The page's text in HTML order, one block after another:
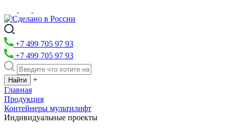
+7 499 705 97 93
+7 499 705 97 93
+
Главная
Продукция
Контейнеры мультилифт
Индивидуальные проекты